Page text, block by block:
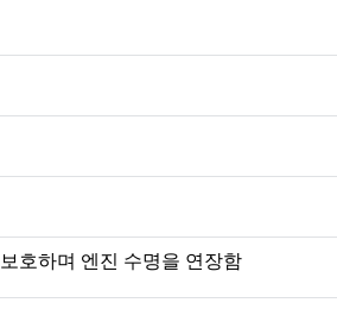
호하며 엔진 수명을 연장함